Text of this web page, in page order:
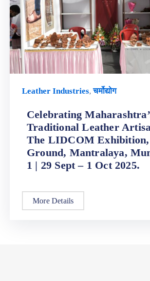
Leather Industries,चर्मोद्योग
Celebrating
Traditional Leather
The LIDCOM
Ground, Mantralaya,
1 | 29 Sept – 1 Oct 2025.
More Details